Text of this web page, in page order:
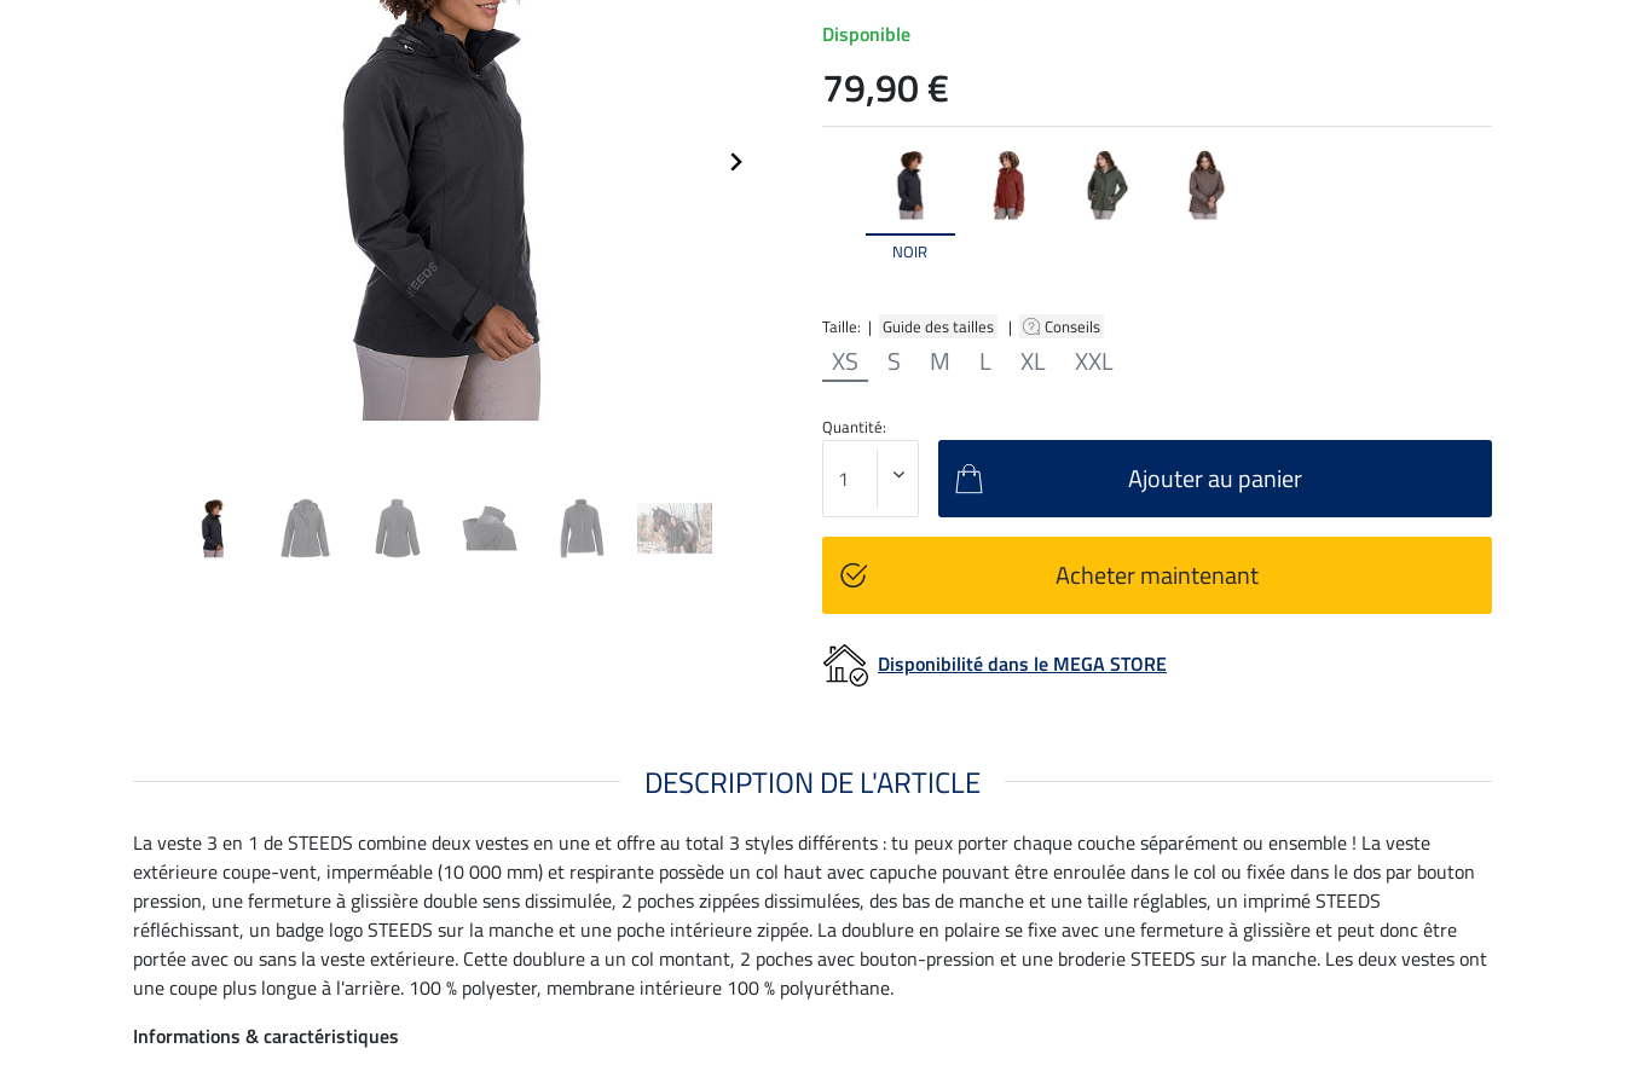
NOIR
Taille: | Guide des tailles | Conseils
XS S M L XL XXL
Disponible
79,90 €
Quantité:
Ajouter au panier
Acheter maintenant
Disponibilité dans le MEGA STORE
DESCRIPTION DE L'ARTICLE
La veste 3 en 1 de STEEDS combine deux vestes en une et offre au total 3 styles différents : tu peux porter chaque couche séparément ou ensemble ! La veste
extérieure coupe-vent, imperméable (10 000 mm) et respirante possède un col haut avec capuche pouvant être enroulée dans le col ou fixée dans le dos par bouton
pression, une fermeture à glissière double sens dissimulée, 2 poches zippées dissimulées, des bas de manche et une taille réglables, un imprimé STEEDS
réfléchissant, un badge logo STEEDS sur la manche et une poche intérieure zippée. La doublure en polaire se fixe avec une fermeture à glissière et peut donc être
portée avec ou sans la veste extérieure. Cette doublure a un col montant, 2 poches avec bouton-pression et une broderie STEEDS sur la manche. Les deux vestes ont
une coupe plus longue à l'arrière. 100 % polyester, membrane intérieure 100 % polyuréthane.
Informations & caractéristiques